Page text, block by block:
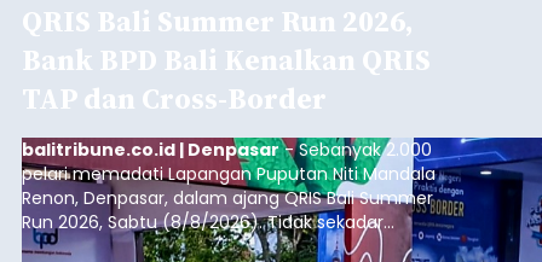
QRIS Bali Summer Run 2026,
Bank BPD Bali Kenalkan QRIS
TAP dan Cross-Border
balitribune.co.id | Denpasar- Sebanyak 2.000
pelari memadati Lapangan Puputan Niti Mandala
Renon, Denpasar, dalam ajang QRIS Bali Summer
Run 2026, Sabtu (8/8/2026). Tidak sekadar
menjadi arena olahraga dengan kategori 5K dan